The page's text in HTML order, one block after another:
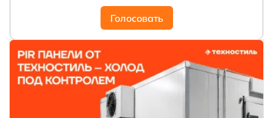
Голосовать